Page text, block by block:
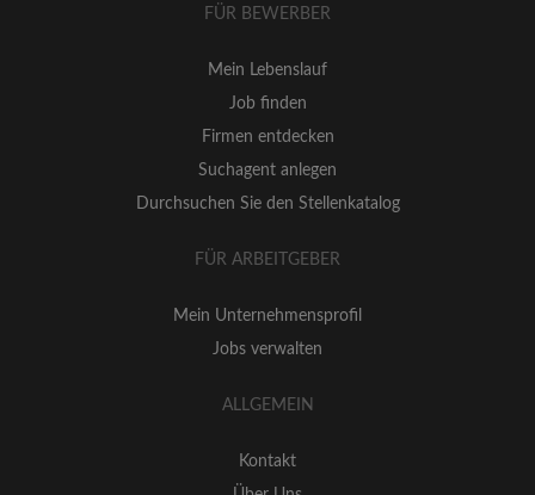
FÜR BEWERBER
Mein Lebenslauf
Job finden
Firmen entdecken
Suchagent anlegen
Durchsuchen Sie den Stellenkatalog
FÜR ARBEITGEBER
Mein Unternehmensprofil
Jobs verwalten
ALLGEMEIN
Kontakt